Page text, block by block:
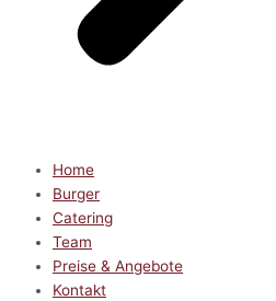
Home
Burger
Catering
Team
Preise & Angebote
Kontakt